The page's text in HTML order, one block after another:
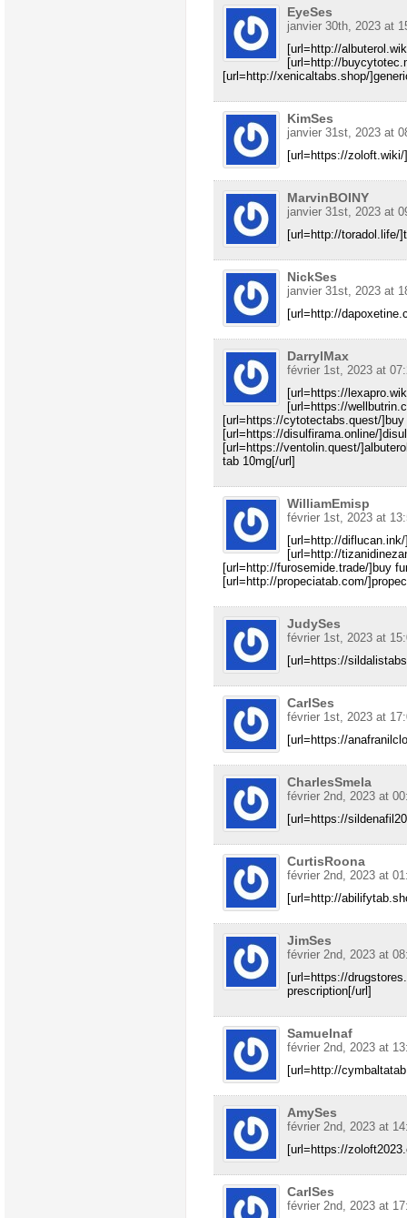
EyeSes
janvier 30th, 2023 at
[url=http://
[url=http://
[url=http://xenicaltabs.shop/
KimSes
janvier 31st, 2023 at
[url=https://
MarvinBOINY
janvier 31st, 2023 at
[url=http://toradol.life/
NickSes
janvier 31st, 2023 at
[url=http://
DarrylMax
février 1st, 2023 at
[url=https://
[url=https://
[url=https://cytotectabs.quest/
[url=https://disulfirama.online/
[url=https://ventolin.quest/
tab 10mg[/url]
WilliamEmisp
février 1st, 2023 at
[url=http://
[url=http://
[url=http://furosemide.trade/]buy
[url=http://propeciatab.com/
JudySes
février 1st, 2023 at
[url=https://
CarlSes
février 1st, 2023 at
[url=https://
CharlesSmela
février 2nd, 2023 at
[url=https://
CurtisRoona
février 2nd, 2023 at
[url=http://
JimSes
février 2nd, 2023 at
[url=https://
prescription[/url]
Samuelnaf
février 2nd, 2023 at
[url=http://
AmySes
février 2nd, 2023 at
[url=https://
CarlSes
février 2nd, 2023 at